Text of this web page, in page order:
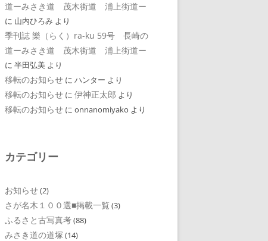
道ーみさき道 茂木街道 浦上街道ー
に 山内ひろみ より
季刊誌 樂（らく）ra-ku 59号 長崎の
道ーみさき道 茂木街道 浦上街道ー
に 半田弘美 より
移転のお知らせ に ハンター より
移転のお知らせ に 伊神正太郎 より
移転のお知らせ に onnanomiyako より
カテゴリー
お知らせ(2)
さが名木１００選■掲載一覧 (3)
ふるさと古写真考(88)
みさき道の道塚 (14)